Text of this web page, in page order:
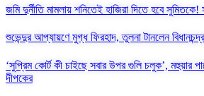
জমি দুর্নীতি মামলায় শনিতেই হাজিরা দিতে হবে
শুভেন্দুর আপ্যায়ণে মুগ্ধ ফিরহাদ, তুলনা টানলেন বিধানচন্দ্র
‘সুপ্রিম কোর্ট কী চাইছে সবার উপর গুলি চলুক’, মহুয়ার
দীপকের